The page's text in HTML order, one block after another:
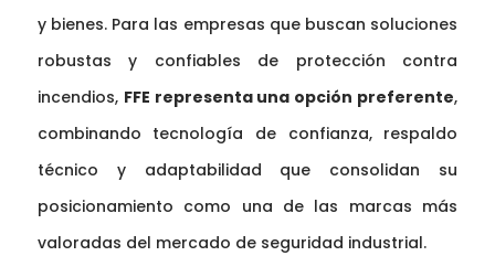
y bienes. Para las empresas que buscan soluciones
robustas y confiables de protección contra
incendios, FFE representa una opción preferente,
combinando tecnología de confianza, respaldo
técnico y adaptabilidad que consolidan su
posicionamiento como una de las marcas más
valoradas del mercado de seguridad industrial.